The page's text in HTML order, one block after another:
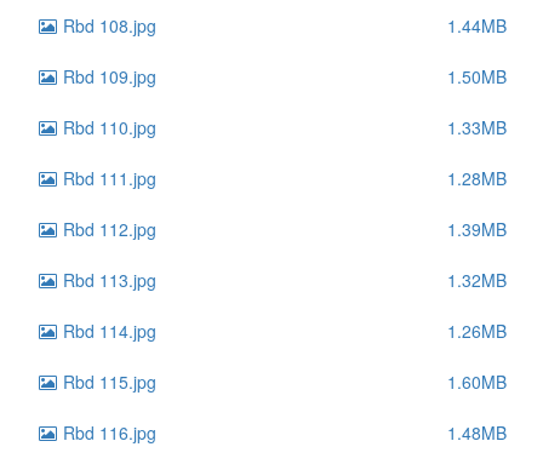
Rbd 108.jpg 1.44MB
Rbd 109.jpg 1.50MB
Rbd 110.jpg 1.33MB
Rbd 111.jpg 1.28MB
Rbd 112.jpg 1.39MB
Rbd 113.jpg 1.32MB
Rbd 114.jpg 1.26MB
Rbd 115.jpg 1.60MB
Rbd 116.jpg 1.48MB